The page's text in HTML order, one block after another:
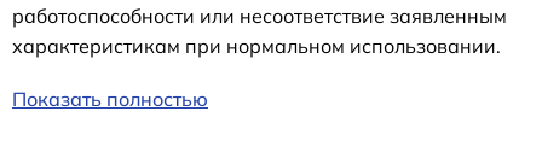
работоспособности или несоответствие заявленным
характеристикам при нормальном использовании.
Показать полностью